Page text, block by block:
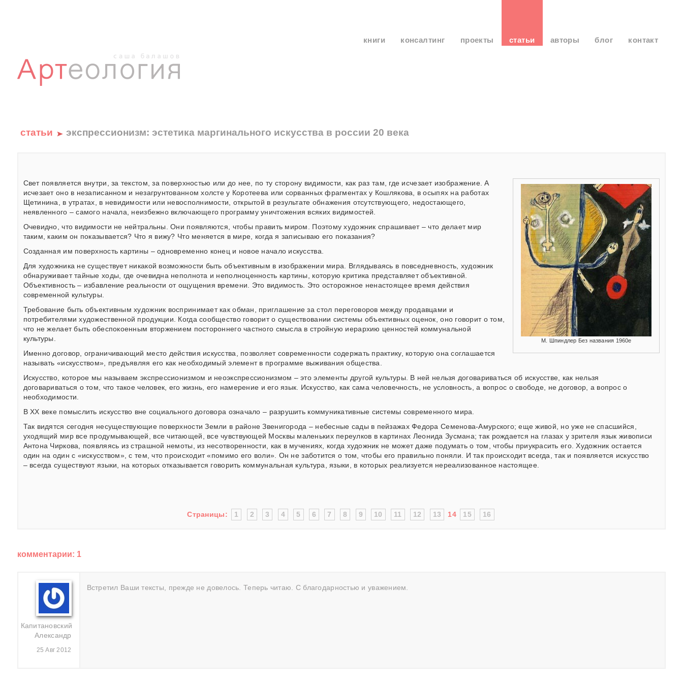
книги консалтинг проекты статьи авторы блог контакт
статьи экспрессионизм: эстетика маргинального искусства в россии 20 века
М. Шпиндлер Без названия 1960е
Свет появляется внутри, за текстом, за поверхностью или до нее, по ту сторону видимости, как раз там, где исчезает изображение. А
исчезает оно в незаписанном и незагрунтованном холсте у Коротеева или сорванных фрагментах у Кошлякова, в осыпях на работах
Щетинина, в утратах, в невидимости или невосполнимости, открытой в результате обнажения отсутствующего, недостающего,
неявленного – самого начала, неизбежно включающего программу уничтожения всяких видимостей.
Очевидно, что видимости не нейтральны. Они появляются, чтобы править миром. Поэтому художник спрашивает – что делает мир
таким, каким он показывается? Что я вижу? Что меняется в мире, когда я записываю его показания?
Созданная им поверхность картины – одновременно конец и новое начало искусства.
Для художника не существует никакой возможности быть объективным в изображении мира. Вглядываясь в повседневность, художник
обнаруживает тайные ходы, где очевидна неполнота и неполноценность картины, которую критика представляет объективной.
Объективность – избавление реальности от ощущения времени. Это видимость. Это осторожное ненастоящее время действия
современной культуры.
Требование быть объективным художник воспринимает как обман, приглашение за стол переговоров между продавцами и
потребителями художественной продукции. Когда сообщество говорит о существовании системы объективных оценок, оно говорит о том,
что не желает быть обеспокоенным вторжением постороннего частного смысла в стройную иерархию ценностей коммунальной
культуры.
Именно договор, ограничивающий место действия искусства, позволяет современности содержать практику, которую она соглашается
называть «искусством», предъявляя его как необходимый элемент в программе выживания общества.
Искусство, которое мы называем экспрессионизмом и неоэкспрессионизмом – это элементы другой культуры. В ней нельзя договариваться об искусстве, как нельзя
договариваться о том, что такое человек, его жизнь, его намерение и его язык. Искусство, как сама человечность, не условность, а вопрос о свободе, не договор, а вопрос о
необходимости.
В ХХ веке помыслить искусство вне социального договора означало – разрушить коммуникативные системы современного мира.
Так видятся сегодня несуществующие поверхности Земли в районе Звенигорода – небесные сады в пейзажах Федора Семенова-Амурского; еще живой, но уже не спасшийся,
уходящий мир все продумывающей, все читающей, все чувствующей Москвы маленьких переулков в картинах Леонида Зусмана; так рождается на глазах у зрителя язык живописи
Антона Чиркова, появляясь из страшной немоты, из несотворенности, как в мучениях, когда художник не может даже подумать о том, чтобы приукрасить его. Художник остается
один на один с «искусством», с тем, что происходит «помимо его воли». Он не заботится о том, чтобы его правильно поняли. И так происходит всегда, так и появляется искусство
– всегда существуют языки, на которых отказывается говорить коммунальная культура, языки, в которых реализуется нереализованное настоящее.
Страницы: 1 2 3 4 5 6 7 8 9 10 11 12 13 14 15 16
комментарии: 1
Капитановский
Александр
25 Авг 2012
Встретил Ваши тексты, прежде не довелось. Теперь читаю. С благодарностью и уважением.